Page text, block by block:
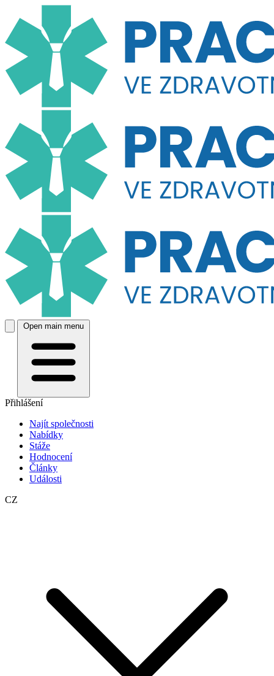
Open main menu
Přihlášení
Najít společnosti
Nabídky
Stáže
Hodnocení
Články
Události
CZ